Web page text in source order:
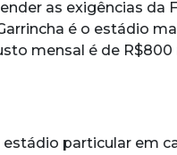
as exigências da
é o estádio
mensal é de
particular em